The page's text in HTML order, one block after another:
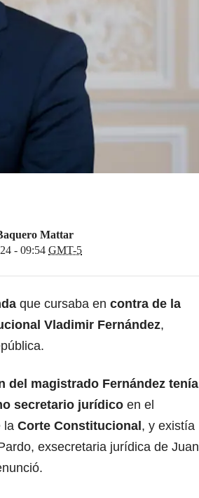
Mattar
- 09:54 GMT-5
que cursaba en contra de la
Vladimir Fernández,
del magistrado Fernández tenía
secretario jurídico en el
la Corte Constitucional , y existía
exsecretaria jurídica de Juan